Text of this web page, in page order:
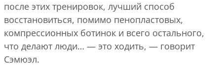
после этих тренировок, лучший способ
восстановиться, помимо пенопластовых,
компрессионных ботинок и всего остального,
что делают люди… — это ходить, — говорит
Сэмюэл.